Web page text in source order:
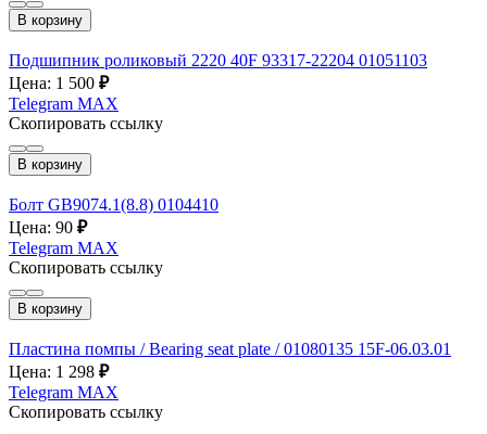
В корзину
Подшипник роликовый 2220 40F 93317-22204 01051103
Цена: 1 500 ₽
Telegram MAX
Скопировать ссылку
В корзину
Болт GB9074.1(8.8) 0104410
Цена: 90 ₽
Telegram MAX
Скопировать ссылку
В корзину
Пластина помпы / Bearing seat plate / 01080135 15F-06.03.01
Цена: 1 298 ₽
Telegram MAX
Скопировать ссылку